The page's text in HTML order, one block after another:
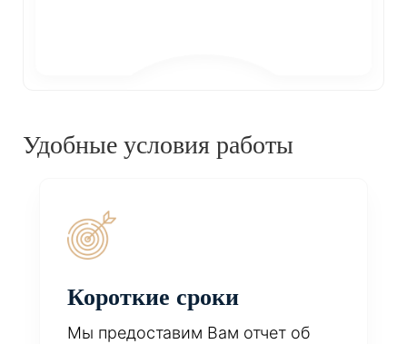
Удобные условия работы
Короткие сроки
Мы предоставим Вам отчет об